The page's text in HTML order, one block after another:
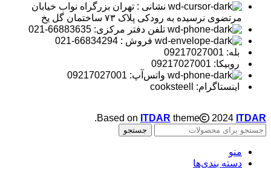
نشانی : تهران بزرگراه نواب خیابان
مرتضوی نرسیده به رودکی پلاک ۷۳ ساختمان گل یخ
تلفن دفتر مرکزی: 66883635-021
فروش : 66834294-021
بله: 09217027001
روبیکا: 09217027001
واتس‌آپ: 09217027001
اینستاگرام: cooksteell
Based on ITDAR theme 2024 ITDAR
.
جستجو
منو
دسته بندی‌ها